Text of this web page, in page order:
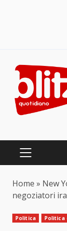
content
PRIMARY
Home » New
negoziatori
Politica Politica